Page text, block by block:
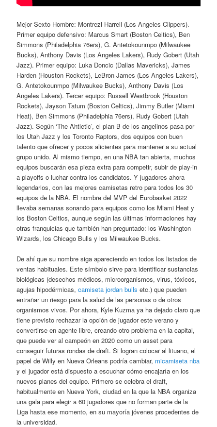
Mejor Sexto Hombre: Montrezl Harrell (Los Angeles Clippers).
Primer equipo defensivo: Marcus Smart (Boston Celtics), Ben
Simmons (Philadelphia 76ers), G. Antetokounmpo (Milwaukee
Bucks), Anthony Davis (Los Angeles Lakers), Rudy Gobert (Utah
Jazz). Primer equipo: Luka Doncic (Dallas Mavericks), James
Harden (Houston Rockets), LeBron James (Los Angeles Lakers),
G. Antetokounmpo (Milwaukee Bucks), Anthony Davis (Los
Angeles Lakers). Tercer equipo: Russell Westbrook (Houston
Rockets), Jayson Tatum (Boston Celtics), Jimmy Butler (Miami
Heat), Ben Simmons (Philadelphia 76ers), Rudy Gobert (Utah
Jazz). Según ‘The Ahtletic’, el plan B de los angelinos pasa por
los Utah Jazz y los Toronto Raptors, dos equipos con buen
talento que ofrecer y pocos alicientes para mantener a su actual
grupo unido. Al mismo tiempo, en una NBA tan abierta, muchos
equipos buscarán esa pieza extra para competir, subir de play-in
a playoffs o luchar contra los candidatos. Y jugadores ahora
legendarios, con las mejores camisetas retro para todos los 30
equipos de la NBA. El nombre del MVP del Eurobasket 2022
llevaba semanas sonando para equipos como los Miami Heat y
los Boston Celtics, aunque según las últimas informaciones hay
otras franquicias que también han preguntado: los Washington
Wizards, los Chicago Bulls y los Milwaukee Bucks.
De ahí que su nombre siga apareciendo en todos los listados de
ventas habituales. Este símbolo sirve para identificar sustancias
biológicas (desechos médicos, microorganismos, virus, tóxicos,
agujas hipodérmicas,camiseta jordan bulls etc.) que pueden
entrañar un riesgo para la salud de las personas o de otros
organismos vivos. Por ahora, Kyle Kuzma ya ha dejado claro que
tiene previsto rechazar la opción de jugador este verano y
convertirse en agente libre, creando otro problema en la capital,
que puede ver al campeón en 2020 como un asset para
conseguir futuras rondas de draft. Si logran colocar al lituano, el
papel de Willy en Nueva Orleans podría cambiar, micamiseta nba
y el jugador está dispuesto a escuchar cómo encajaría en los
nuevos planes del equipo. Primero se celebra el draft,
habitualmente en Nueva York, ciudad en la que la NBA organiza
una gala para elegir a 60 jugadores que no forman parte de la
Liga hasta ese momento, en su mayoría jóvenes procedentes de
la universidad.